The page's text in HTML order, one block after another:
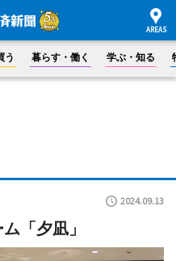
う 暮らす・働く 学ぶ・知る
2024.09.13
「夕凪」